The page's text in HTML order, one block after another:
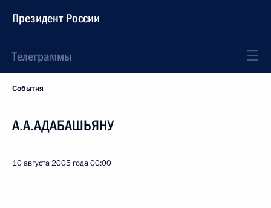
Президент России
Телеграммы
События
А.А.АДАБАШЬЯНУ
10 августа 2005 года00:00